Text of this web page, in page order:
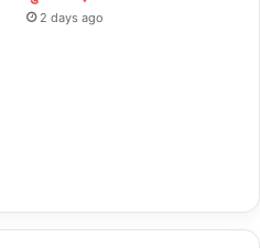
2 days ago